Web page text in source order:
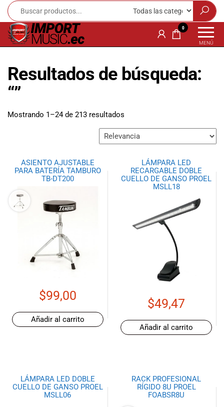
Music
Ecuador!
tienda
especializada
musicales,
equipo de
audio e
para músicos y
amantes de la
música.
de las mejores
amplificadores,
mezcladores y
altavoces.
También
instrumentos
de viento,
MENÚ
0
Resultados de búsqueda:
“”
Mostrando 1–24 de 213 resultados
ASIENTO AJUSTABLE
PARA BATERÍA TAMBURO
TB-DT200
$99,00
Añadir al carrito
LÁMPARA LED
RECARGABLE DOBLE
CUELLO DE GANSO PROEL
MSLL18
$49,47
Añadir al carrito
LÁMPARA LED DOBLE
CUELLO DE GANSO PROEL
MSLL06
RACK PROFESIONAL
RÍGIDO 8U PROEL
FOABSR8U